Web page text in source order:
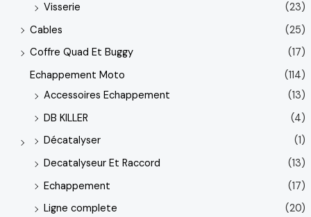
Visserie
(23)
Cables
(25)
Coffre Quad Et Buggy
(17)
Echappement Moto
(114)
Accessoires Echappement
(13)
DB KILLER
(4)
Décatalyser
(1)
Decatalyseur Et Raccord
(13)
Echappement
(17)
Ligne complete
(20)